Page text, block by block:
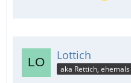
Lottich